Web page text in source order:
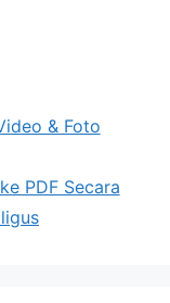
& Foto
PDF Secara